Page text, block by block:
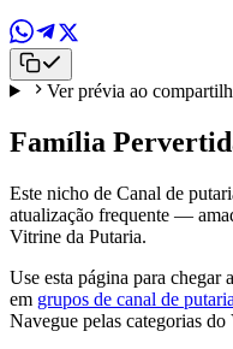
Ver prévia ao
Família
Este nicho de Canal de
atualização frequente —
Vitrine da Putaria.
Use esta página para chegar
em grupos de canal de
Navegue pelas categorias